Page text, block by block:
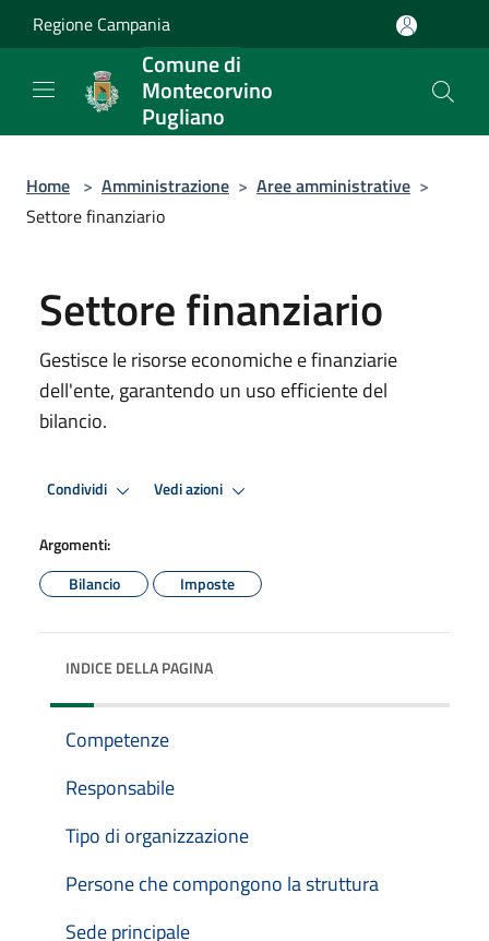
Salta al contenuto principale
Regione Campania
Comune di
Montecorvino
Pugliano
Home > Amministrazione > Aree amministrative >
Settore finanziario
Settore finanziario
Gestisce le risorse economiche e finanziarie
dell'ente, garantendo un uso efficiente del
bilancio.
Condividi Vedi azioni
Argomenti:
Bilancio
Imposte
INDICE DELLA PAGINA
Competenze
Responsabile
Tipo di organizzazione
Persone che compongono la struttura
Sede principale